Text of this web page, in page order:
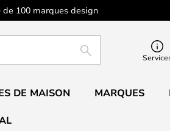
de 100 marques design
RECHERCHER
DE MAISON MARQUES